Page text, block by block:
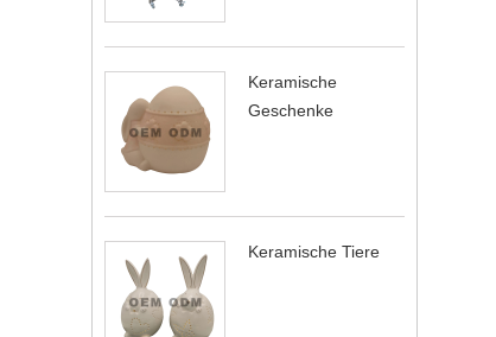
Keramische
Geschenke
Keramische Tiere